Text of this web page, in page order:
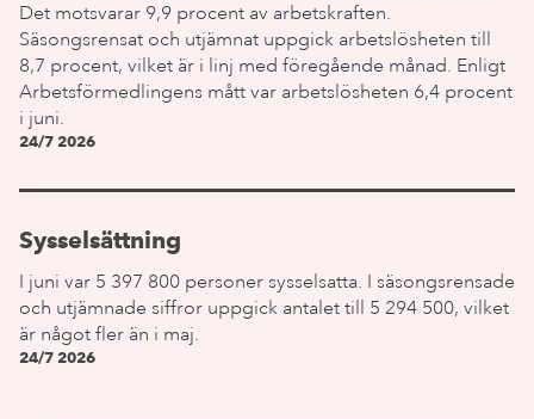
Det motsvarar 9,9 procent av arbetskraften.
Säsongsrensat och utjämnat uppgick arbetslösheten till
8,7 procent, vilket är i linj med föregående månad. Enligt
Arbetsförmedlingens mått var arbetslösheten 6,4 procent
i juni.
24/7 2026
Sysselsättning
I juni var 5 397 800 personer sysselsatta. I säsongsrensade
och utjämnade siffror uppgick antalet till 5 294 500, vilket
är något fler än i maj.
24/7 2026